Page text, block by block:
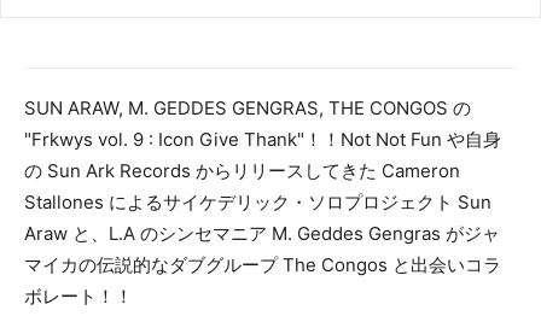
フォーマット
レコード
CD
カセット
その他
SUN ARAW, M. GEDDES GENGRAS, THE CONGOS の
"Frkwys vol. 9 : Icon Give Thank"！！Not Not Fun や自身
の Sun Ark Records からリリースしてきた Cameron
Stallones によるサイケデリック・ソロプロジェクト Sun
Araw と、L.A のシンセマニア M. Geddes Gengras がジャ
マイカの伝説的なダブグループ The Congos と出会いコラ
ボレート！！